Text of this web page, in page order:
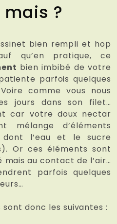
?
bien rempli et hop
qu’en pratique, ce
bien imbibé de votre
parfois quelques
comme vous nous
jours dans son filet…
car votre doux nectar
d’éléments
l’eau et le sucre
Or ces éléments sont
au contact de l’air…
parfois quelques
donc les suivantes :